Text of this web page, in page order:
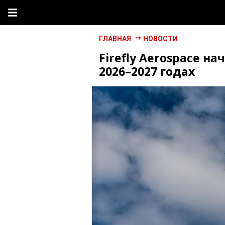
ГЛАВНАЯ НОВОСТИ
Firefly Aerospace
2026–2027 годах